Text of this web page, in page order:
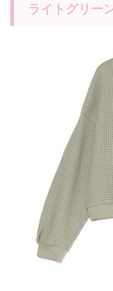
ライトグリー